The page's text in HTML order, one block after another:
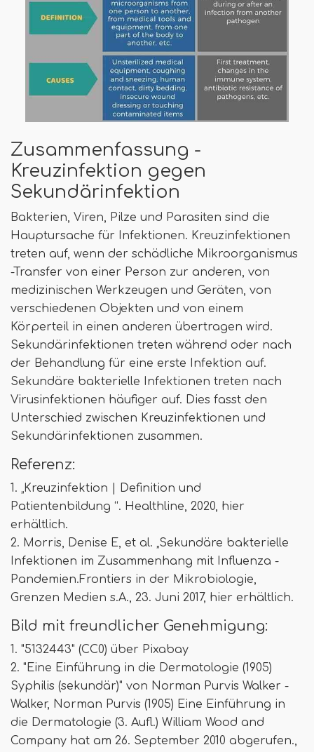
Zusammenfassung -
Kreuzinfektion gegen
Sekundärinfektion
Bakterien, Viren, Pilze und Parasiten sind die
Hauptursache für Infektionen. Kreuzinfektionen
treten auf, wenn der schädliche Mikroorganismus
-Transfer von einer Person zur anderen, von
medizinischen Werkzeugen und Geräten, von
verschiedenen Objekten und von einem
Körperteil in einen anderen übertragen wird.
Sekundärinfektionen treten während oder nach
der Behandlung für eine erste Infektion auf.
Sekundäre bakterielle Infektionen treten nach
Virusinfektionen häufiger auf. Dies fasst den
Unterschied zwischen Kreuzinfektionen und
Sekundärinfektionen zusammen.
Referenz:
1. „Kreuzinfektion | Definition und
Patientenbildung “. Healthline, 2020, hier
erhältlich.
2. Morris, Denise E, et al. „Sekundäre bakterielle
Infektionen im Zusammenhang mit Influenza -
Pandemien.Frontiers in der Mikrobiologie,
Grenzen Medien s.A., 23. Juni 2017, hier erhältlich.
Bild mit freundlicher Genehmigung:
1. "5132443" (CC0) über Pixabay
2. "Eine Einführung in die Dermatologie (1905)
Syphilis (sekundär)" von Norman Purvis Walker -
Walker, Norman Purvis (1905) Eine Einführung in
die Dermatologie (3. Aufl.) William Wood and
Company hat am 26. September 2010 abgerufen.,